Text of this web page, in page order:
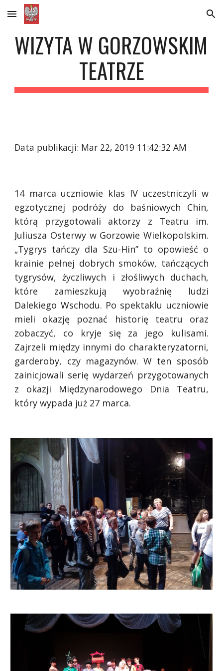
Skip to main content Skip to navigation
WIZYTA W GORZOWSKIM
TEATRZE
Data publikacji: Mar 22, 2019 11:42:32 AM
14 marca uczniowie klas IV uczestniczyli w
egzotycznej podróży do baśniowych Chin,
którą przygotowali aktorzy z Teatru im.
Juliusza Osterwy w Gorzowie Wielkopolskim.
„Tygrys tańczy dla Szu-Hin” to opowieść o
krainie pełnej dobrych smoków, tańczących
tygrysów, życzliwych i złośliwych duchach,
które zamieszkują wyobraźnię ludzi
Dalekiego Wschodu. Po spektaklu uczniowie
mieli okazję poznać historię teatru oraz
zobaczyć, co kryje się za jego kulisami.
Zajrzeli między innymi do charakteryzatorni,
garderoby, czy magazynów. W ten sposób
zainicjowali serię wydarzeń przygotowanych
z okazji Międzynarodowego Dnia Teatru,
który wypada już 27 marca.